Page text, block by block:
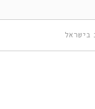
בישראל